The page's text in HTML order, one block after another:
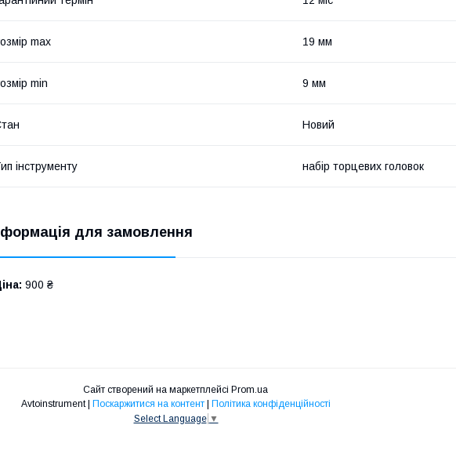
max 19 мм
min 9 мм
Новий
інструменту набір торцевих головок
для замовлення
900 ₴
Сайт створений на маркетплейсі Prom.ua
Поскаржитися на контент
Політика конфіденційності
Select Language ▼